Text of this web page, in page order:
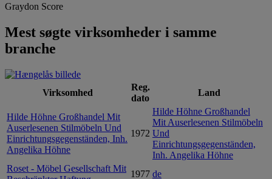
Graydon Score
Mest søgte virksomheder i samme
branche
Virksomhed
Reg.
dato
Land
Hilde Höhne Großhandel Mit
Auserlesenen Stilmöbeln Und
Einrichtungsgegenständen, Inh.
Angelika Höhne
1972
Hilde Höhne Großhandel
Mit Auserlesenen Stilmöbeln
Und
Einrichtungsgegenständen,
Inh. Angelika Höhne
Roset - Möbel Gesellschaft Mit
1977 de